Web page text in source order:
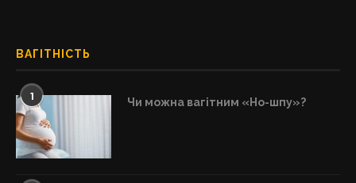
ВАГІТНІСТЬ
1 Чи можна вагітним «Но-шпу»?